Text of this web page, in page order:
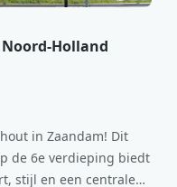
Holland
in Zaandam! Dit
de 6e verdieping biedt
stijl en een centrale